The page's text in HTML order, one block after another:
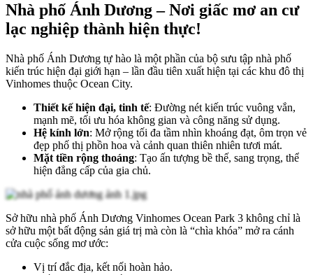
Nhà phố Ánh Dương – Nơi giấc mơ an cư
lạc nghiệp thành hiện thực!
Nhà phố Ánh Dương tự hào là một phần của bộ sưu tập nhà phố
kiến trúc hiện đại giới hạn – lần đầu tiên xuất hiện tại các khu đô thị
Vinhomes thuộc Ocean City.
Thiết kế hiện đại, tinh tế: Đường nét kiến trúc vuông vắn,
mạnh mẽ, tối ưu hóa không gian và công năng sử dụng.
Hệ kính lớn: Mở rộng tối đa tầm nhìn khoáng đạt, ôm trọn vẻ
đẹp phố thị phồn hoa và cảnh quan thiên nhiên tươi mát.
Mặt tiền rộng thoáng: Tạo ấn tượng bề thế, sang trọng, thể
hiện đẳng cấp của gia chủ.
Sở hữu nhà phố Ánh Dương Vinhomes Ocean Park 3 không chỉ là
sở hữu một bất động sản giá trị mà còn là “chìa khóa” mở ra cánh
cửa cuộc sống mơ ước:
Vị trí đắc địa, kết nối hoàn hảo.